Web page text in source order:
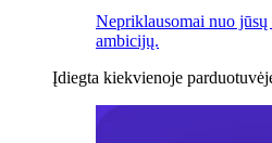
Nepriklausomai nuo
ambicijų.
Įdiegta kiekvienoje